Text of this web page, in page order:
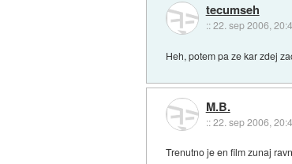
tecumseh
::22. sep 2006,
Heh, potem pa ze kar zdej
M.B.
::22. sep 2006,
Trenutno je en film zunaj